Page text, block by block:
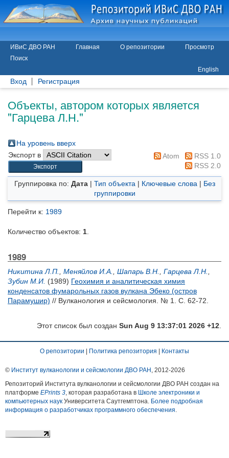
ИВиС ДВО РАН Главная О репозитории
Просмотр
Поиск
English
Вход Регистрация
Объекты, автором которых является
"Гарцева Л.Н."
На уровень вверх
Экспорт в
Atom
RSS 1.0
RSS 2.0
Группировка по: Дата| Тип объекта | Ключевые слова | Без
группировки
Перейти к: 1989
Количество объектов: 1
1989
Никитина Л.П. Меняйлов И.А. Шапарь В.Н. Гарцева Л.Н.
Зубин М.И. (1989) Геохимия и аналитическая химия
конденсатов фумарольных газов вулкана Эбеко (остров
Парамушир) // Вулканология и сейсмология. № 1. С. 62-72.
Этот список был создан Sun Aug 9 13:37:01 2026 +12
О репозитории Политика репозитория Контакты
© Институт вулканологии и сейсмологии ДВО РАН , 2012-2026
Репозиторий Института вулканологии и сейсмологии ДВО РАН создан на
платформе EPrints 3, которая разработана в Школе электроники и
компьютерных наук Университета Саутгемптона. Более подробная
информация о разработчиках программного обеспечения.